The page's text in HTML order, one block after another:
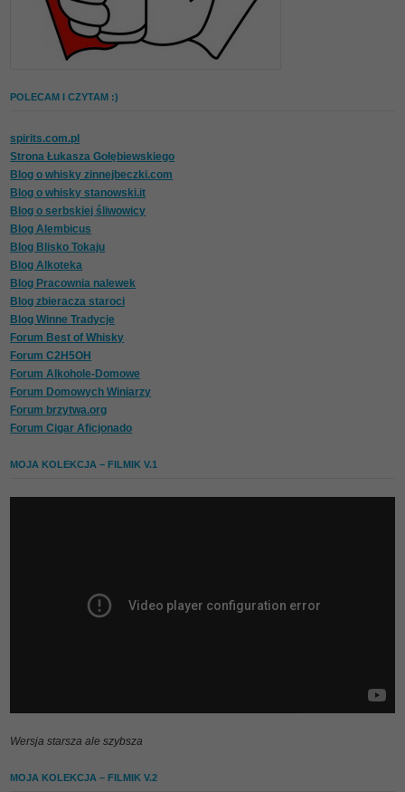
POLECAM I CZYTAM :)
spirits.com.pl
Strona Łukasza Gołębiewskiego
Blog o whisky zinnejbeczki.com
Blog o whisky stanowski.it
Blog o serbskiej śliwowicy
Blog Alembicus
Blog Blisko Tokaju
Blog Alkoteka
Blog Pracownia nalewek
Blog zbieracza staroci
Blog Winne Tradycje
Forum Best of Whisky
Forum C2H5OH
Forum Alkohole-Domowe
Forum Domowych Winiarzy
Forum brzytwa.org
Forum Cigar Aficjonado
MOJA KOLEKCJA – FILMIK V.1
Wersja starsza ale szybsza
MOJA KOLEKCJA – FILMIK V.2